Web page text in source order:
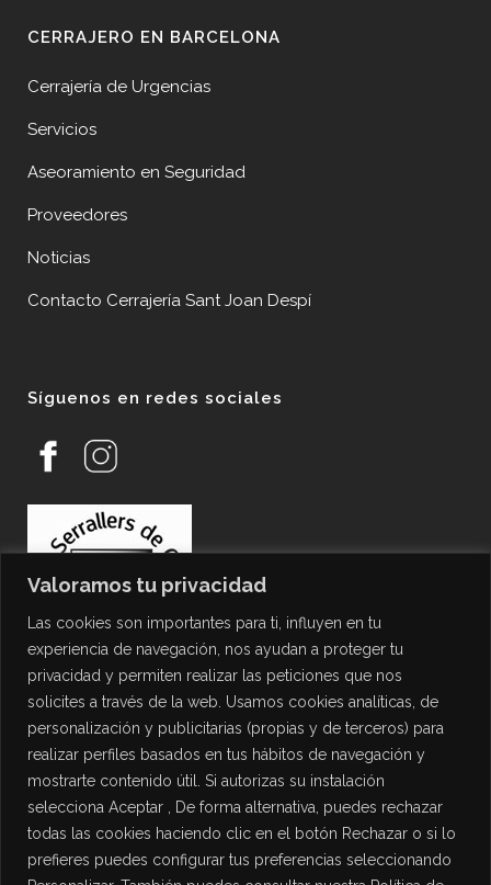
Valoramos tu privacidad
Las cookies son importantes para ti, influyen en tu
experiencia de navegación, nos ayudan a proteger tu
privacidad y permiten realizar las peticiones que nos
solicites a través de la web. Usamos cookies analíticas, de
personalización y publicitarias (propias y de terceros) para
realizar perfiles basados en tus hábitos de navegación y
mostrarte contenido útil. Si autorizas su instalación
selecciona Aceptar , De forma alternativa, puedes rechazar
todas las cookies haciendo clic en el botón Rechazar o si lo
prefieres puedes configurar tus preferencias seleccionando
CERRAJERO EN BARCELONA
Cerrajería de Urgencias
Servicios
Aseoramiento en Seguridad
Proveedores
Noticias
Contacto Cerrajería Sant Joan Despí
Síguenos en redes sociales
PROTECCIÓN DE DATOS
Política de Privacidad
Política de Cookies
Aviso Legal